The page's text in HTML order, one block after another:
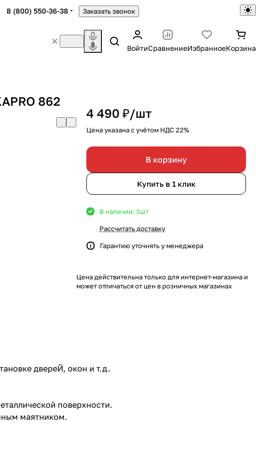
8 (800) 550-36-38 Заказать звонок
ВойтиСравнениеИзбранноеКорзина
862
4 490 ₽/шт
Цена указана с учётом НДС 22%
В корзину
Купить в 1 клик
В наличии: 3шт
Рассчитать доставку
Гарантию уточнять у менеджера
Цена действительна только для интернет-магазина и
может отличаться от цен в розничных магазинах
двереЙ, окон и т.д.
поверхности.
маятником.